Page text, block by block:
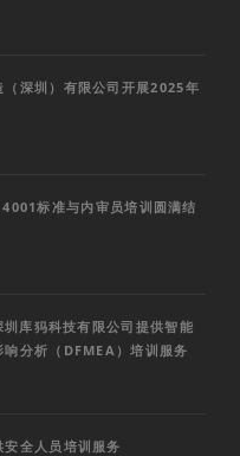
深圳）有限公司开展2025年
标准与内审员培训圆满结
库犸科技有限公司提供智能
分析（DFMEA）培训服务
全人员培训服务